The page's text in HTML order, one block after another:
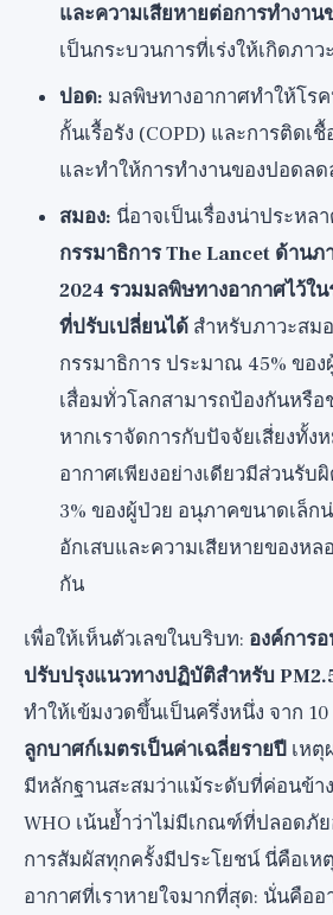
และความเสียหายต่อการทำงาน
เป็นกระบวนการที่เร่งให้เกิดภา
ปอด: มลพิษทางอากาศทำให้โร
กั้นเรื้อรัง (COPD) และการติดเ
และทำให้การทำงานของปอดลด
สมอง: นี่อาจเป็นเรื่องน่าประหล
กรรมาธิการ The Lancet ด้านภ
2024 รวมมลพิษทางอากาศไว้ใ
ที่ปรับเปลี่ยนได้ สำหรับภาวะสม
กรรมาธิการ ประมาณ 45% ขอ
เสื่อมทั่วโลกสามารถป้องกันหรื
หากเราจัดการกับปัจจัยเสี่ยงทั้ง
อากาศเพียงอย่างเดียวมีส่วนรั
3% ของผู้ป่วย อนุภาคขนาดเล็ก
อักเสบและความเสียหายของหล
กัน
เพื่อให้เห็นตัวเลขในบริบท: องค์การ
ปรับปรุงแนวทางปฏิบัติสำหรับ
ทำให้เข้มงวดขึ้นเป็นครึ่งหนึ่ง จาก 10
ลูกบาศก์เมตรเป็นค่าเฉลี่ยรายปี เหตุ
มีหลักฐานสะสมว่าแม้ระดับที่ค่อนข้า
WHO เน้นย้ำว่าไม่มีเกณฑ์ที่ปลอดภั
การสัมผัสทุกครั้งมีประโยชน์ นี่คือเห
อากาศที่เราหายใจมากที่สุด: นั่นคือ